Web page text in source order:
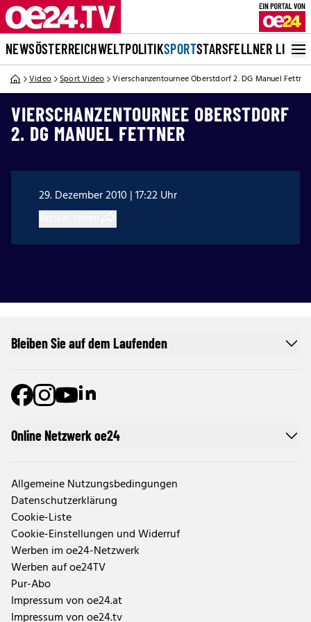
NEWSÖSTERREICHWELTPOLITIKSPORTSTARSFELLNER LIVE
Video Sport Video Vierschanzentournee Oberstdorf 2. DG Manuel Fettner
VIERSCHANZENTOURNEE OBERSTDORF
2. DG MANUEL FETTNER
29. Dezember 2010 | 17:22 Uhr
Online Netzwerk oe24
Allgemeine Nutzungsbedingungen
Datenschutzerklärung
Cookie-Liste
Cookie-Einstellungen und Widerruf
Werben im oe24-Netzwerk
Werben auf oe24TV
Pur-Abo
Impressum von oe24.at
Impressum von oe24.tv
Bleiben Sie auf dem Laufenden